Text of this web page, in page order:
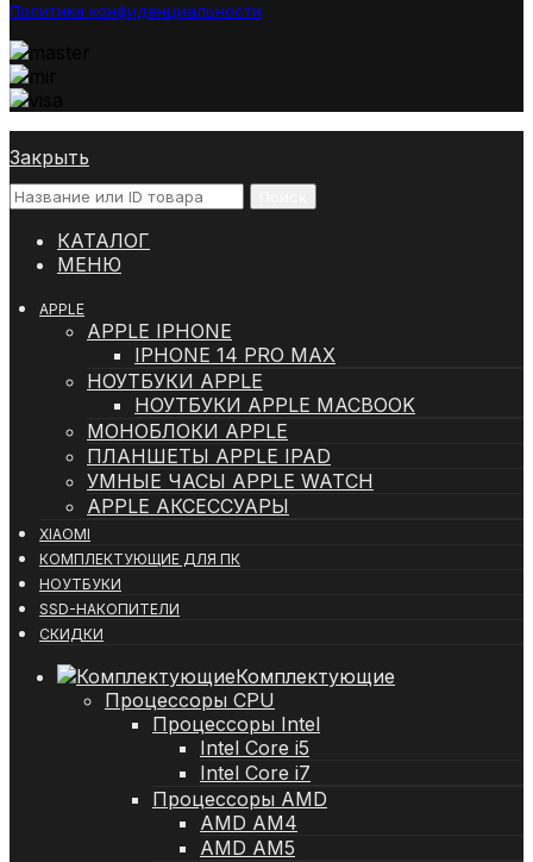
Политика конфиденциальности
Закрыть
КАТАЛОГ
МЕНЮ
APPLE
APPLE IPHONE
IPHONE 14 PRO MAX
НОУТБУКИ APPLE
НОУТБУКИ APPLE MACBOOK
МОНОБЛОКИ APPLE
ПЛАНШЕТЫ APPLE IPAD
УМНЫЕ ЧАСЫ APPLE WATCH
APPLE АКСЕССУАРЫ
XIAOMI
КОМПЛЕКТУЮЩИЕ ДЛЯ ПК
НОУТБУКИ
SSD-НАКОПИТЕЛИ
СКИДКИ
Комплектующие
Процессоры CPU
Процессоры Intel
Intel Core i5
Intel Core i7
Процессоры AMD
AMD AM4
AMD AM5